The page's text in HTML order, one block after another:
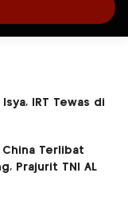
IRT Tewas di
China Terlibat
Prajurit TNI AL